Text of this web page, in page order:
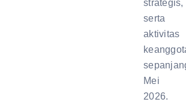
strategis,
serta
aktivitas
Mei
2026.